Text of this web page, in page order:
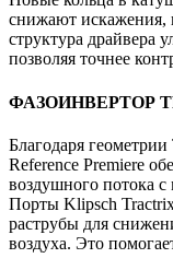
снижают искажения,
структура драйвера
позволяя точнее
ФАЗОИНВЕРТОР
Благодаря
Reference Premiere
воздушного потока
Порты Klipsch
раструбы для
воздуха. Это